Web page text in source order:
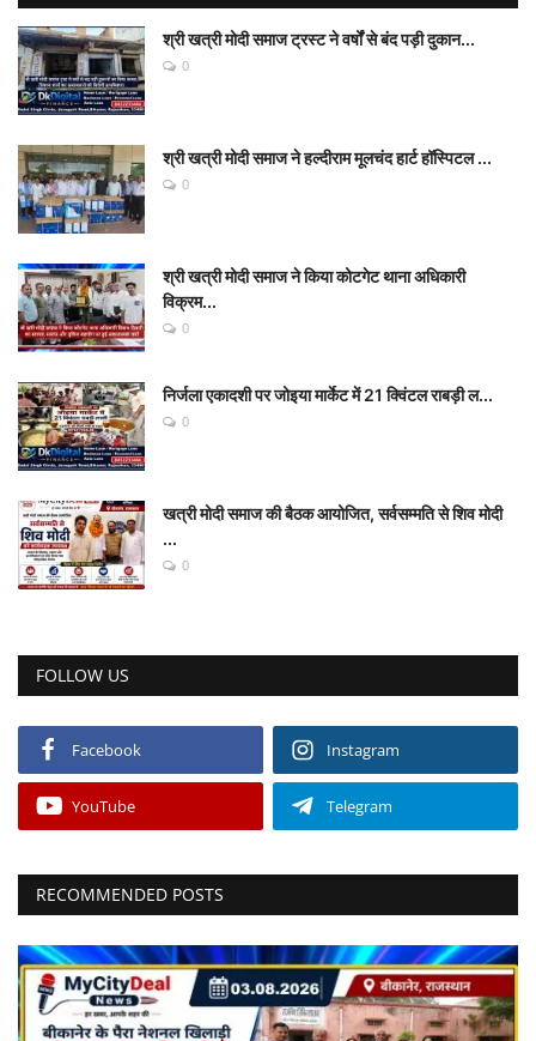
श्री खत्री मोदी समाज ट्रस्ट ने वर्षों से बंद पड़ी दुकान...
0
श्री खत्री मोदी समाज ने हल्दीराम मूलचंद हार्ट हॉस्पिटल ...
0
श्री खत्री मोदी समाज ने किया कोटगेट थाना अधिकारी
विक्रम...
0
निर्जला एकादशी पर जोइया मार्केट में 21 क्विंटल राबड़ी ल...
0
खत्री मोदी समाज की बैठक आयोजित, सर्वसम्मति से शिव मोदी
...
0
FOLLOW US
Facebook Instagram
YouTube Telegram
RECOMMENDED POSTS